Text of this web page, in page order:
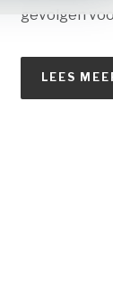
gevolgen
LEES